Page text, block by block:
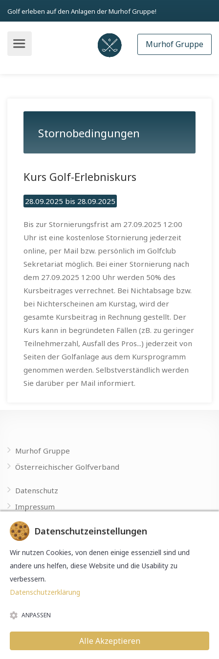
Golf erleben auf den Anlagen der Murhof Gruppe!
Murhof Gruppe
Stornobedingungen
Kurs Golf-Erlebniskurs
28.09.2025 bis 28.09.2025
Bis zur Stornierungsfrist am 27.09.2025 12:00
Uhr ist eine kostenlose Stornierung jederzeit
online, per Mail bzw. persönlich im Golfclub
Sekretariat möglich. Bei einer Stornierung nach
dem 27.09.2025 12:00 Uhr werden 50% des
Kursbeitrages verrechnet. Bei Nichtabsage bzw.
bei Nichterscheinen am Kurstag, wird der
gesamte Kursbeitrag in Rechnung gestellt. Der
Kurs kann in begründeten Fällen (zB. zu geringer
Teilnehmerzahl, Ausfall des Pros...) jederzeit von
Seiten der Golfanlage aus dem Kursprogramm
genommen werden. Selbstverständlich werden
Sie darüber per Mail informiert.
Murhof Gruppe
Österreichischer Golfverband
Datenschutz
Impressum
Made with by
Datenschutzeinstellungen
Wir nutzen Cookies, von denen einige essenziell sind und
andere uns helfen, diese Website und die Usability zu
verbessern.
Datenschutzerklärung
ANPASSEN
Alle Akzeptieren